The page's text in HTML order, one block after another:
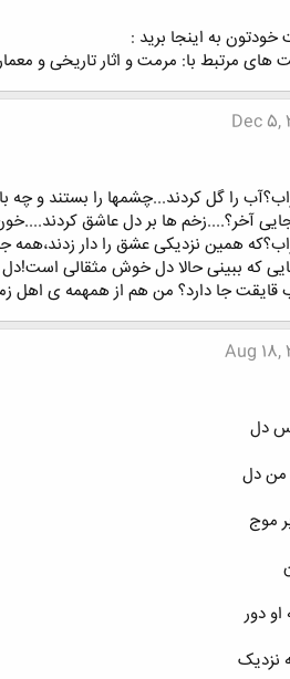
به اینجا برید :
های مرتبط با: مرمت و اثار تاریخی و
Dec 5,
را گل کردند...چشمها را بستند و چه
آخر؟....زخم ها بر دل عاشق
همین نزدیکی عشق را دار زدند،همه
که ببینی حالا دل خوش مثقالی
جا دارد؟ من هم از همهمه ی اهل
Aug 18,
دل
من دل
موج
دور
نزدیک